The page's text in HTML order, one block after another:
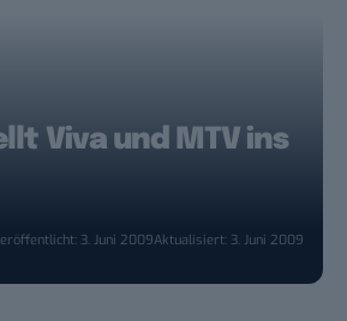
Viva und MTV ins
3. Juni 2009Aktualisiert: 3. Juni 2009